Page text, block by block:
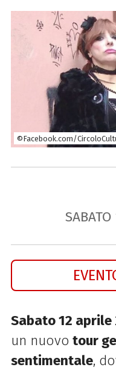
©Facebook.com/
SABATO
Sabato 12 aprile
un nuovo tour
sentimentale,